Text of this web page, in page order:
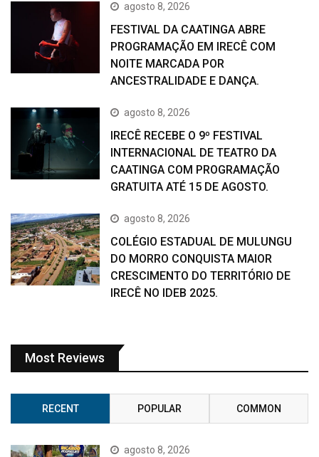
agosto 8, 2026
FESTIVAL DA CAATINGA ABRE
PROGRAMAÇÃO EM IRECÊ COM
NOITE MARCADA POR
ANCESTRALIDADE E DANÇA.
agosto 8, 2026
IRECÊ RECEBE O 9º FESTIVAL
INTERNACIONAL DE TEATRO DA
CAATINGA COM PROGRAMAÇÃO
GRATUITA ATÉ 15 DE AGOSTO.
agosto 8, 2026
COLÉGIO ESTADUAL DE MULUNGU
DO MORRO CONQUISTA MAIOR
CRESCIMENTO DO TERRITÓRIO DE
IRECÊ NO IDEB 2025.
Most Reviews
RECENT POPULAR COMMON
agosto 8, 2026